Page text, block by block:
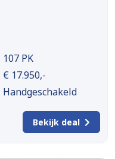
107 PK
€ 17.950,-
Handgeschakeld
Bekijk deal